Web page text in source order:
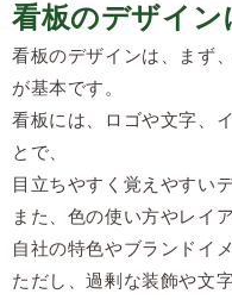
看板のデザイン
看板のデザインは、まず
が基本です。
看板には、ロゴや文字、
とで、
目立ちやすく覚えやすい
また、色の使い方やレイ
自社の特色やブランドイ
ただし、過剰な装飾や文